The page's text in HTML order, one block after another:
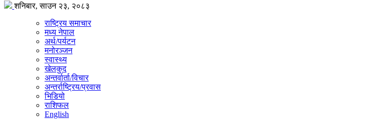
शनिबार, साउन २३, २०८३
राष्ट्रिय समाचार
मध्य नेपाल
अर्थ/पर्यटन
मनोरञ्जन
स्वास्थ्य
खेलकुद
अन्तर्वार्ता/विचार
अन्तर्राष्ट्रिय/प्रवास
भिडियो
राशिफल
English